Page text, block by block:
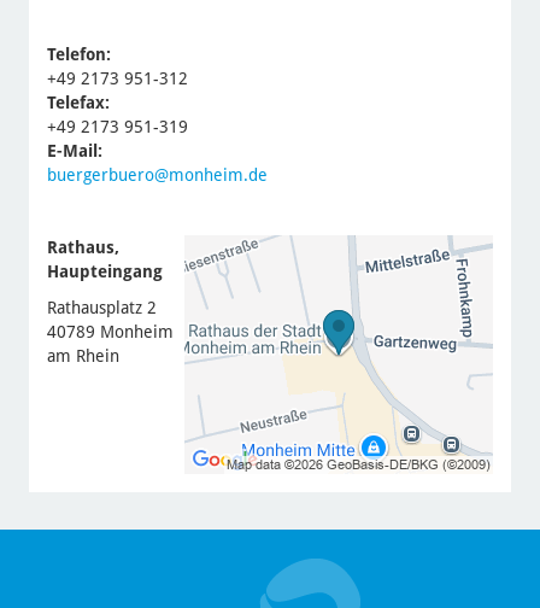
Telefon:
+49 2173 951-312
Telefax:
+49 2173 951-319
E-Mail:
buergerbuero@monheim.de
Rathaus,
Haupteingang
Rathausplatz 2
40789 Monheim
am Rhein